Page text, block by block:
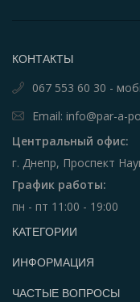
КОНТАКТЫ
067 553 60 30 -
Email: info@par-a-
Центральный офис:
г. Днепр, Проспект
График работы:
пн - пт 11:00 - 19:00
КАТЕГОРИИ
ИНФОРМАЦИЯ
ЧАСТЫЕ ВОПРОСЫ